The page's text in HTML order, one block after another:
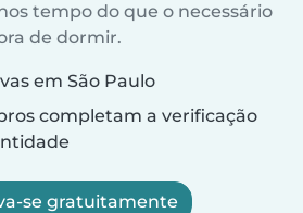
tempo do que o necessário
de dormir.
em São Paulo
completam a verificação
se gratuitamente